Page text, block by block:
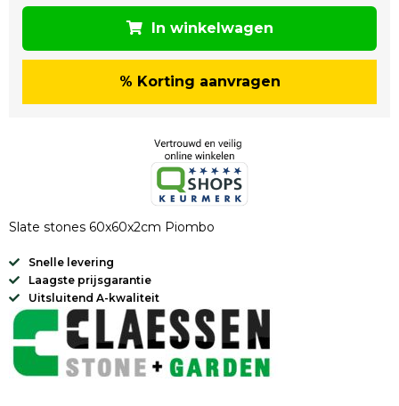
In winkelwagen
% Korting aanvragen
Slate stones 60x60x2cm Piombo
Snelle levering
Laagste prijsgarantie
Uitsluitend A-kwaliteit